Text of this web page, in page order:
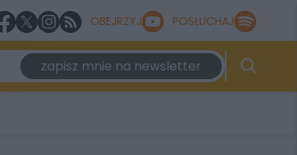
OBEJRZYJ POSŁUCHAJ
zapisz mnie na newsletter